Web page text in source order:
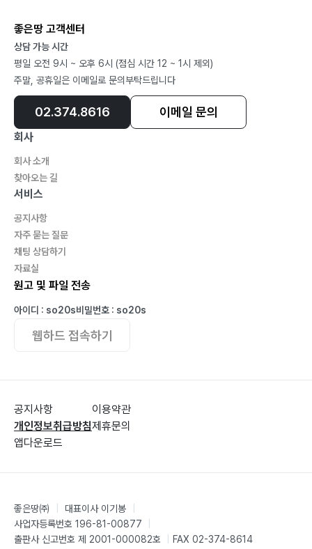
좋은땅 고객센터
상담 가능 시간
평일 오전 9시 ~ 오후 6시 (점심 시간 12 ~ 1시 제외)
주말, 공휴일은 이메일로 문의부탁드립니다
02.374.8616 이메일 문의
회사
회사 소개
찾아오는 길
서비스
공지사항
자주 묻는 질문
채팅 상담하기
자료실
원고 및 파일 전송
아이디 : so20s비밀번호 : so20s
웹하드 접속하기
공지사항
개인정보취급방침
앱다운로드
이용약관
제휴문의
좋은땅㈜ 대표이사 이기봉
사업자등록번호 196-81-00877
출판사 신고번호 제 2001-000082호
FAX 02-374-8614